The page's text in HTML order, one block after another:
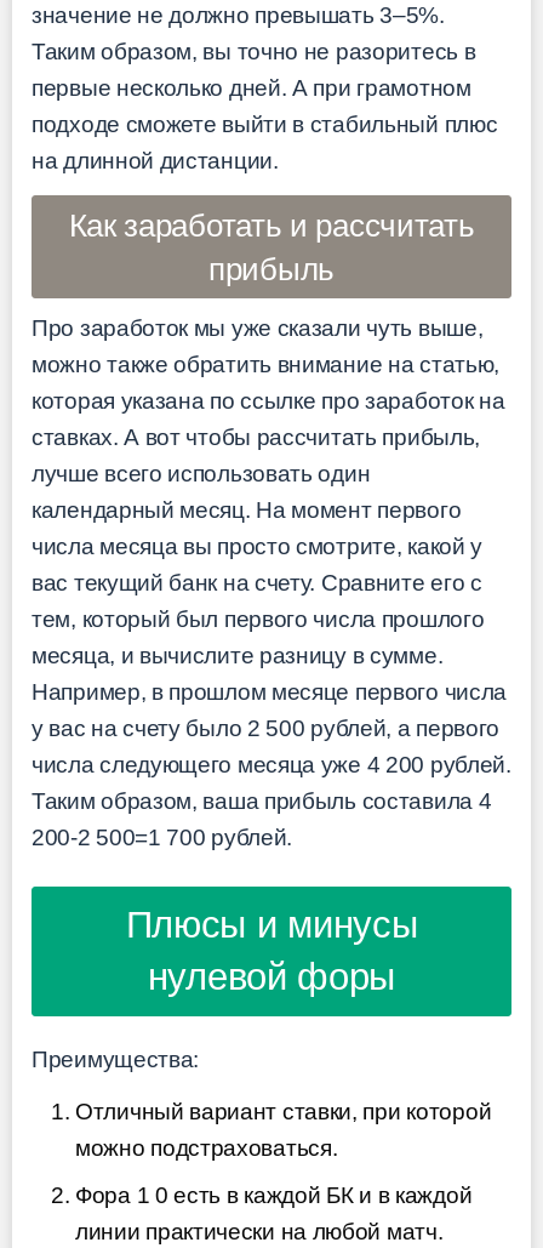
значение не должно превышать 3–5%.
Таким образом, вы точно не разоритесь в
первые несколько дней. А при грамотном
подходе сможете выйти в стабильный плюс
на длинной дистанции.
Как заработать и рассчитать
прибыль
Про заработок мы уже сказали чуть выше,
можно также обратить внимание на статью,
которая указана по ссылке про заработок на
ставках. А вот чтобы рассчитать прибыль,
лучше всего использовать один
календарный месяц. На момент первого
числа месяца вы просто смотрите, какой у
вас текущий банк на счету. Сравните его с
тем, который был первого числа прошлого
месяца, и вычислите разницу в сумме.
Например, в прошлом месяце первого числа
у вас на счету было 2 500 рублей, а первого
числа следующего месяца уже 4 200 рублей.
Таким образом, ваша прибыль составила 4
200-2 500=1 700 рублей.
Плюсы и минусы
нулевой форы
Преимущества:
Отличный вариант ставки, при которой
можно подстраховаться.
Фора 1 0 есть в каждой БК и в каждой
линии практически на любой матч.